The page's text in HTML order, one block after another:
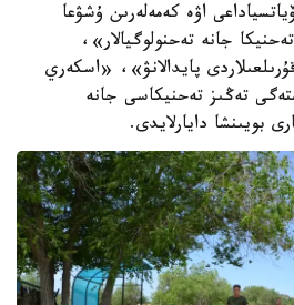
اۋە كەمەلەرىن ۇشۋعا
جانە تەحنولوگيالار»،
پايدالانۋ»، «اسكەري
تەڭىز تەحنيكاسى جانە
بويىنشا دايارلايدى.